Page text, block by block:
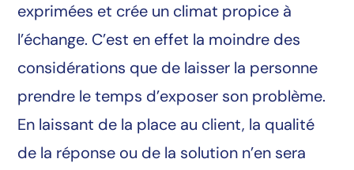
exprimées et crée un climat propice à
l’échange. C’est en effet la moindre des
considérations que de laisser la personne
prendre le temps d’exposer son problème.
En laissant de la place au client, la qualité
de la réponse ou de la solution n’en sera